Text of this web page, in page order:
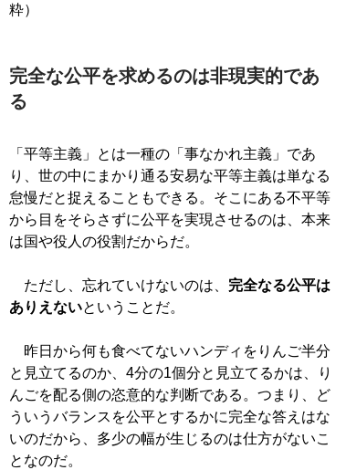
粋）
完全な公平を求めるのは非現実的であ
る
「平等主義」とは一種の「事なかれ主義」であ
り、世の中にまかり通る安易な平等主義は単なる
怠慢だと捉えることもできる。そこにある不平等
から目をそらさずに公平を実現させるのは、本来
は国や役人の役割だからだ。
ただし、忘れていけないのは、 完全なる公平は
ありえないということだ。
昨日から何も食べてないハンディをりんご半分
と見立てるのか、4分の1個分と見立てるかは、り
んごを配る側の恣意的な判断である。つまり、ど
ういうバランスを公平とするかに完全な答えはな
いのだから、多少の幅が生じるのは仕方がないこ
となのだ。